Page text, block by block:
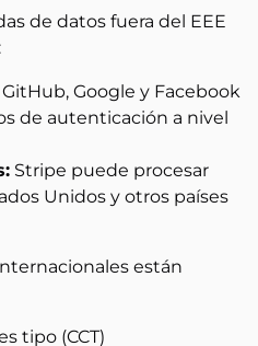
de datos fuera del EEE
GitHub, Google y Facebook
de autenticación a nivel
Stripe puede procesar
Unidos y otros países
están
tipo (CCT)